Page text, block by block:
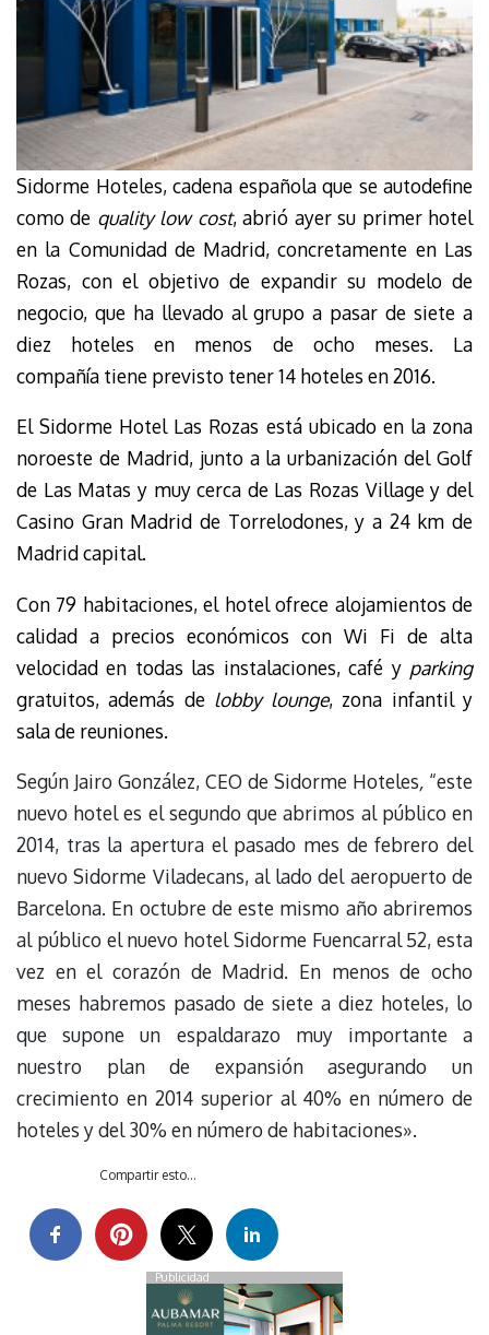
Sidorme Hoteles, cadena española que se autodefine
como de quality low cost, abrió ayer su primer hotel
en la Comunidad de Madrid, concretamente en Las
Rozas, con el objetivo de expandir su modelo de
negocio, que ha llevado al grupo a pasar de siete a
diez hoteles en menos de ocho meses. La
compañía tiene previsto tener 14 hoteles en 2016.
El Sidorme Hotel Las Rozas está ubicado en la zona
noroeste de Madrid, junto a la urbanización del Golf
de Las Matas y muy cerca de Las Rozas Village y del
Casino Gran Madrid de Torrelodones, y a 24 km de
Madrid capital.
Con 79 habitaciones, el hotel ofrece alojamientos de
calidad a precios económicos con Wi Fi de alta
velocidad en todas las instalaciones, café y parking
gratuitos, además de lobby lounge, zona infantil y
sala de reuniones.
Según Jairo González, CEO de Sidorme Hoteles, “este
nuevo hotel es el segundo que abrimos al público en
2014, tras la apertura el pasado mes de febrero del
nuevo Sidorme Viladecans, al lado del aeropuerto de
Barcelona. En octubre de este mismo año abriremos
al público el nuevo hotel Sidorme Fuencarral 52, esta
vez en el corazón de Madrid. En menos de ocho
meses habremos pasado de siete a diez hoteles, lo
que supone un espaldarazo muy importante a
nuestro plan de expansión asegurando un
crecimiento en 2014 superior al 40% en número de
hoteles y del 30% en número de habitaciones».
Compartir esto...
Publicidad